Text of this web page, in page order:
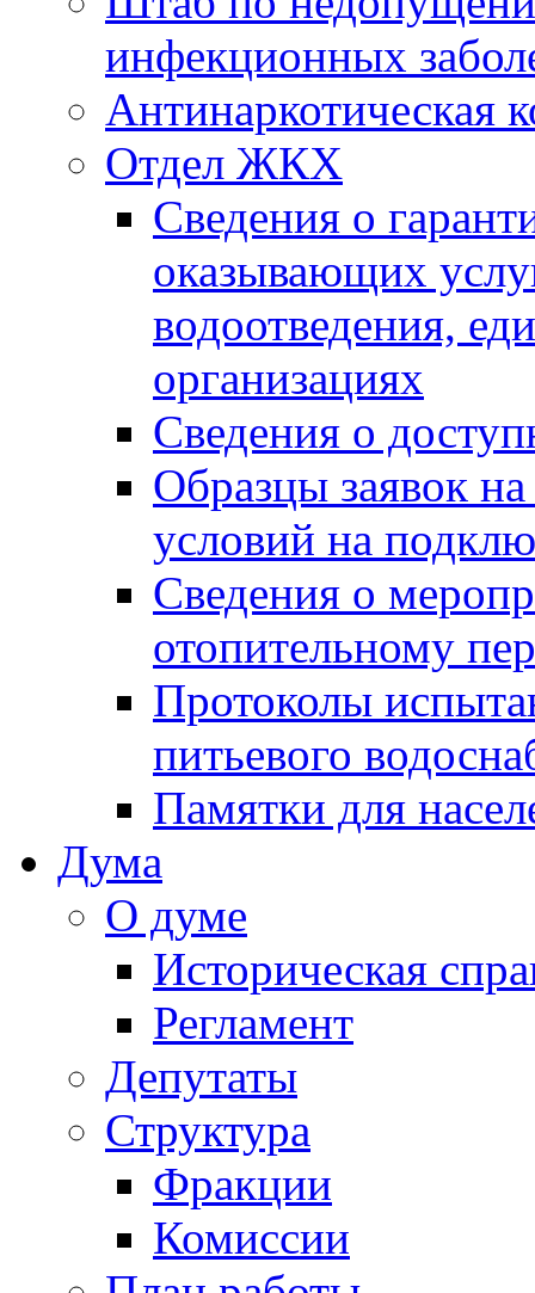
инфекционных
Антинаркотическая
Отдел ЖКХ
Сведения о
оказывающих
водоотведения,
организациях
Сведения о
Образцы заявок
условий на
Сведения о
отопительному
Протоколы
питьевого
Памятки для
Дума
О думе
Историческая
Регламент
Депутаты
Структура
Фракции
Комиссии